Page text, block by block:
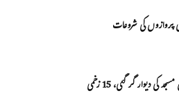
دیوار گر گئی، 15 زخمی